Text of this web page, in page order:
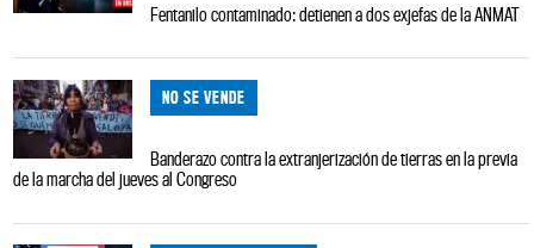
Fentanilo contaminado: detienen a dos exjefas de la ANMAT
NO SE VENDE
Banderazo contra la extranjerización de tierras en la previa
de la marcha del jueves al Congreso